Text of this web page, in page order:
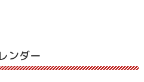
ンダー